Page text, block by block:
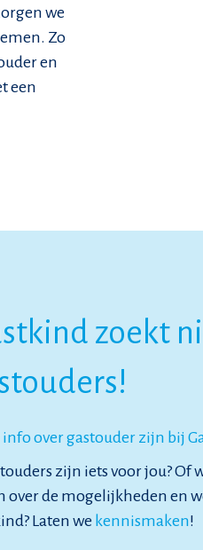
we
Zo
en
een
zoekt
info over gastouder zijn bij
zijn iets voor jou? Of
over de mogelijkheden en
Laten we kennismaken!